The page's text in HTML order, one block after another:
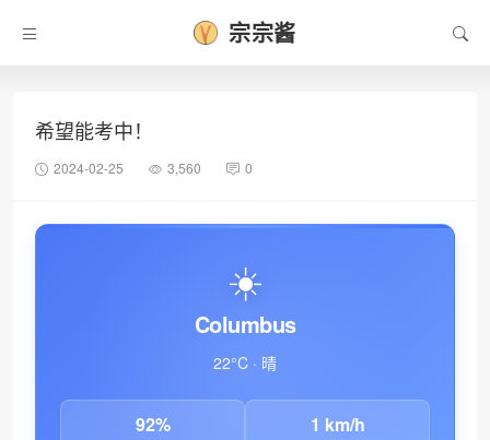
宗宗酱
希望能考中！
2024-02-25 3,560 0
☀️
Columbus
22°C · 晴
92% 1 km/h